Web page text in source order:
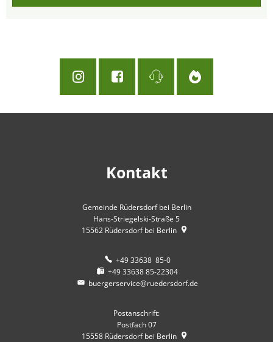
Kontakt
Gemeinde Rüdersdorf bei Berlin
Hans-Striegelski-Straße 5
15562 Rüdersdorf bei Berlin
+49 33638 85-0
+49 33638 85-22304
buergerservice@ruedersdorf.de
Postanschrift:
Postfach 07
15558 Rüdersdorf bei Berlin